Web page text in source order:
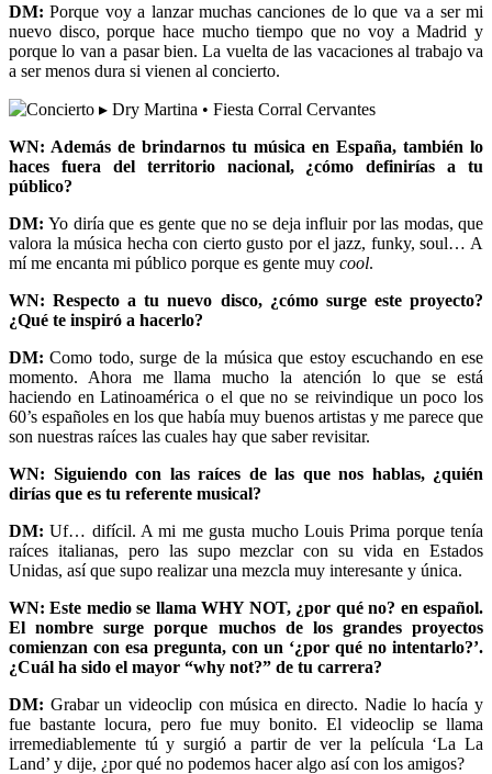
DM:Porque voy a lanzar muchas canciones de lo que va a ser mi
nuevo disco, porque hace mucho tiempo que no voy a Madrid y
porque lo van a pasar bien. La vuelta de las vacaciones al trabajo va
a ser menos dura si vienen al concierto.
WN: Además de brindarnos tu música en España, también lo
haces fuera del territorio nacional, ¿cómo definirías a tu
público?
DM:Yo diría que es gente que no se deja influir por las modas, que
valora la música hecha con cierto gusto por el jazz, funky, soul… A
mí me encanta mi público porque es gente muy cool.
WN: Respecto a tu nuevo disco, ¿cómo surge este proyecto?
¿Qué te inspiró a hacerlo?
DM:Como todo, surge de la música que estoy escuchando en ese
momento. Ahora me llama mucho la atención lo que se está
haciendo en Latinoamérica o el que no se reivindique un poco los
60’s españoles en los que había muy buenos artistas y me parece que
son nuestras raíces las cuales hay que saber revisitar.
WN: Siguiendo con las raíces de las que nos hablas, ¿quién
dirías que es tu referente musical?
DM:Uf… difícil. A mi me gusta mucho Louis Prima porque tenía
raíces italianas, pero las supo mezclar con su vida en Estados
Unidas, así que supo realizar una mezcla muy interesante y única.
WN: Este medio se llama WHY NOT, ¿por qué no? en español.
El nombre surge porque muchos de los grandes proyectos
comienzan con esa pregunta, con un ‘¿por qué no intentarlo?’.
¿Cuál ha sido el mayor “why not?” de tu carrera?
DM: Grabar un videoclip con música en directo. Nadie lo hacía y
fue bastante locura, pero fue muy bonito. El videoclip se llama
irremediablemente tú y surgió a partir de ver la película ‘La La
Land’ y dije, ¿por qué no podemos hacer algo así con los amigos?